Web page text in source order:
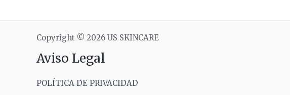
Copyright © 2026 US SKINCARE
Aviso Legal
POLÍTICA DE PRIVACIDAD